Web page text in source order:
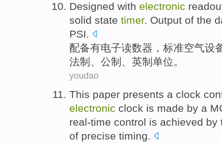
Designed with electronic
solid state timer. Output of the
PSI.
配备有电子读数器 ， 标准空气设
法制、 公制 、 英制 单位。
youdao
This paper presents a clock
electronic clock is made by a
real-time control is achieved by
of precise timing.